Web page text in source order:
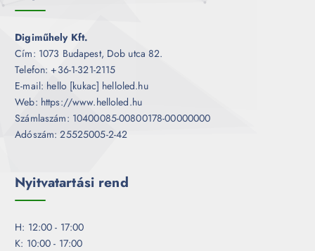
Digiműhely Kft.
Cím: 1073 Budapest, Dob utca 82.
Telefon: +36-1-321-2115
E-mail: hello [kukac] helloled.hu
Web: https://www.helloled.hu
Számlaszám: 10400085-00800178-00000000
Adószám: 25525005-2-42
Nyitvatartási rend
H: 12:00 - 17:00
K: 10:00 - 17:00